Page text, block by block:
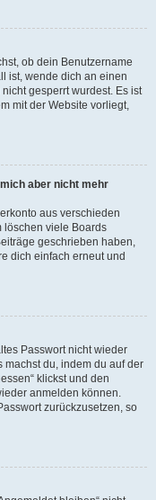
ob dein Benutzername
ist, wende dich an einen
gesperrt wurdest. Es ist
mit der Website vorliegt,
aber nicht mehr
aus verschieden
löschen viele Boards
geschrieben haben,
dich einfach erneut und
Passwort nicht wieder
machst du, indem du auf der
klickst und den
anmelden können.
zurückzusetzen, so